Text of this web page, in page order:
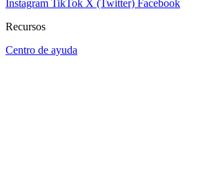
Instagram TikTok X (Twitter) Facebook
Recursos
Centro de ayuda